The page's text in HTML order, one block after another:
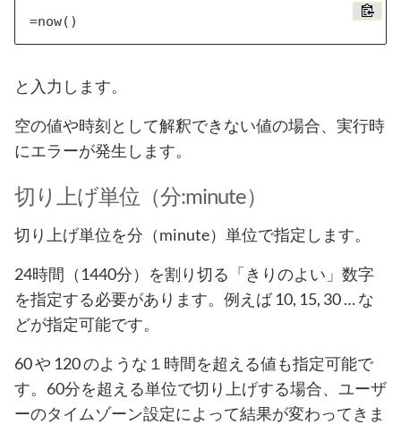
と入力します。
空の値や時刻として解釈できない値の場合、実行時
にエラーが発生します。
切り上げ単位（分:minute）
切り上げ単位を分（minute）単位で指定します。
24時間（1440分）を割り切る「きりのよい」数字
を指定する必要があります。例えば 10, 15, 30 … な
どが指定可能です。
60 や 120 のような１時間を超える値も指定可能で
す。60分を超える単位で切り上げする場合、ユーザ
ーのタイムゾーン設定によって結果が変わってきま